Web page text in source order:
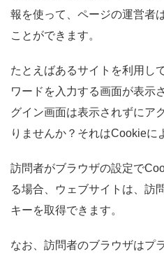
報を使って、ページの運営者
ことができます。
たとえばあるサイトを利用し
ワードを入力する画面が表示
グイン画面は表示されずにア
りませんか？それはCookieに
訪問者がブラウザの設定で
る場合、ウェブサイトは、訪
キーを取得できます。
なお、訪問者のブラウザはプ